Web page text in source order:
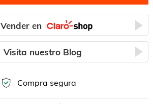
Vender en
Visita nuestro Blog
Compra segura